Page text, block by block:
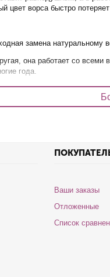
цвет ворса быстро
замена натуральному
она работает со
года.
кисти для
Ваши заказы
Отложенные
Список